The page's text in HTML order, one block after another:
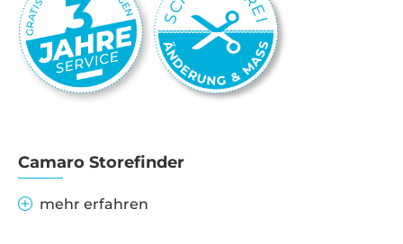
Camaro Storefinder
mehr erfahren